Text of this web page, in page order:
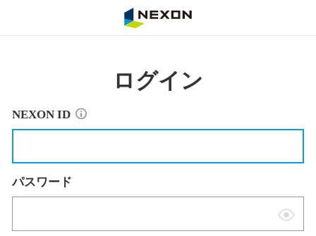
ログイン
NEXON ID
パスワード
表